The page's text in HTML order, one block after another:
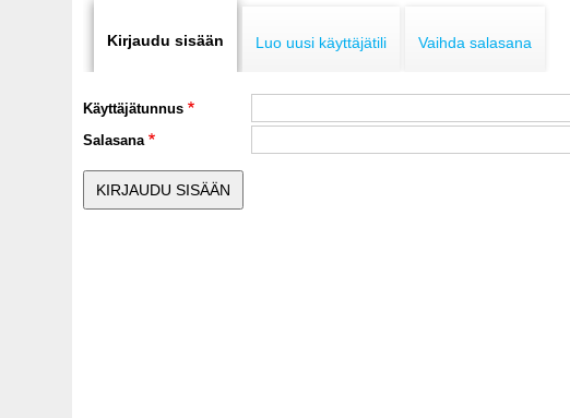
tabs
Kirjaudu sisään Luo uusi käyttäjätili Vaihda salasana
Käyttäjätunnus
Salasana